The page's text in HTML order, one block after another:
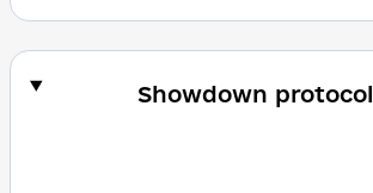
Showdown protocol